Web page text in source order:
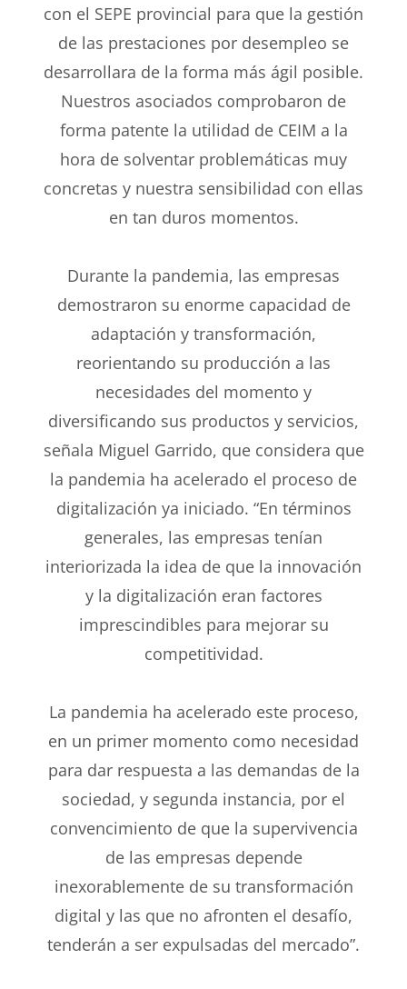
con el SEPE provincial para que la gestión
de las prestaciones por desempleo se
desarrollara de la forma más ágil posible.
Nuestros asociados comprobaron de
forma patente la utilidad de CEIM a la
hora de solventar problemáticas muy
concretas y nuestra sensibilidad con ellas
en tan duros momentos.
Durante la pandemia, las empresas
demostraron su enorme capacidad de
adaptación y transformación,
reorientando su producción a las
necesidades del momento y
diversificando sus productos y servicios,
señala Miguel Garrido, que considera que
la pandemia ha acelerado el proceso de
digitalización ya iniciado. “En términos
generales, las empresas tenían
interiorizada la idea de que la innovación
y la digitalización eran factores
imprescindibles para mejorar su
competitividad.
La pandemia ha acelerado este proceso,
en un primer momento como necesidad
para dar respuesta a las demandas de la
sociedad, y segunda instancia, por el
convencimiento de que la supervivencia
de las empresas depende
inexorablemente de su transformación
digital y las que no afronten el desafío,
tenderán a ser expulsadas del mercado”.